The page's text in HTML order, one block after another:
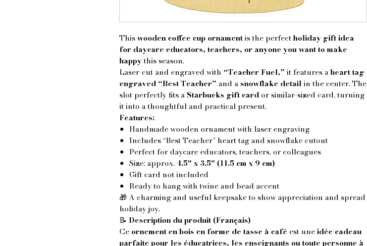
Thiswooden coffee cup ornamentis the perfectholiday gift idea
for daycare educators, teachers, or anyone you want to make
happythis season.
Laser-cut and engraved with “Teacher Fuel,” it features aheart tag
engraved “Best Teacher” and a snowflake detailin the center. The
slot perfectly fits a Starbucks gift card or similar-sized card, turning
it into a thoughtful and practical present.
Features:
Handmade wooden ornament with laser engraving
Includes “Best Teacher” heart tag and snowflake cutout
Perfect for daycare educators, teachers, or colleagues
Size: approx.4.5" x 3.5" (11.5 cm x 9 cm)
Gift card not included
Ready to hang with twine and bead accent
🎁 A charming and useful keepsake to show appreciation and spread
holiday joy.
📝 Description du produit (Français)
Ce ornement en bois en forme de tasse à café est uneidée cadeau
parfaite pour les éducatrices, les enseignants ou toute personne à